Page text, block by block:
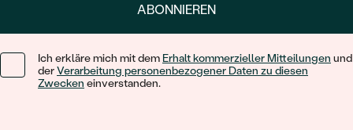
ABONNIEREN
Ich erkläre mich mit dem Erhalt kommerzieller Mitteilungen und
derVerarbeitung personenbezogener Daten zu diesen
Zwecken einverstanden.